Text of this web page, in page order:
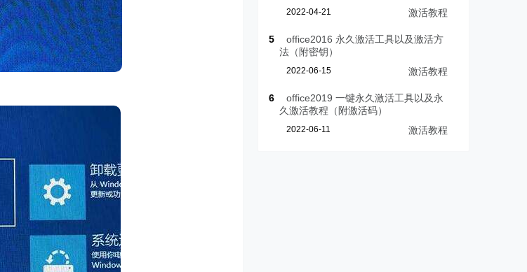
2022-04-21 激活教程
5
office2016 永久激活工具以及激活方
法（附密钥）
2022-06-15 激活教程
6
office2019 一键永久激活工具以及永
久激活教程（附激活码）
2022-06-11 激活教程